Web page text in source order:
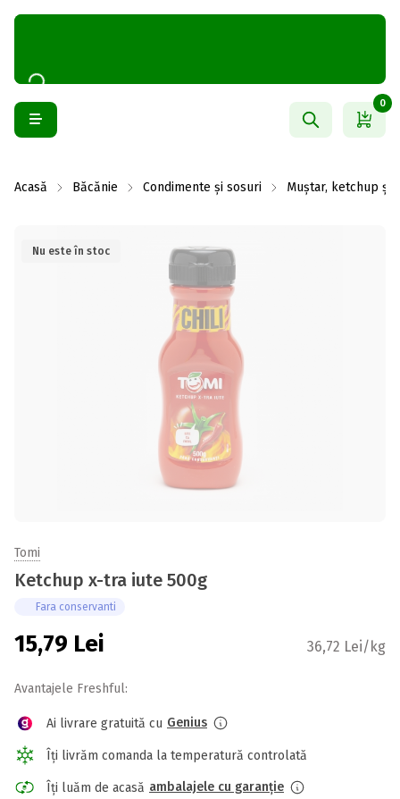
0
Acasă Băcănie Condimente și sosuri Muștar, ketchup și
Nu este în stoc
Tomi
Ketchup x-tra iute 500g
Fara conservanti
15,79 Lei 36,72 Lei/kg
Avantajele Freshful:
Ai livrare gratuită cu Genius
Îți livrăm comanda la temperatură controlată
Îți luăm de acasă ambalajele cu garanție